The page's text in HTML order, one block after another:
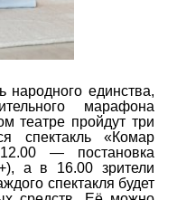
единства,
марафона
театре пройдут три
спектакль «Комар
— постановка
а в 16.00 зрители
спектакля будет